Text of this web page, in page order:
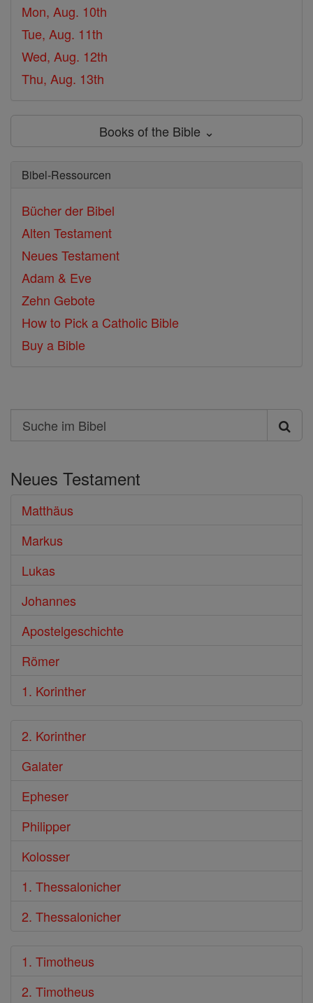
Mon, Aug. 10th
Tue, Aug. 11th
Wed, Aug. 12th
Thu, Aug. 13th
Books of the Bible ⌄
Bibel-Ressourcen
Bücher der Bibel
Alten Testament
Neues Testament
Adam & Eve
Zehn Gebote
How to Pick a Catholic Bible
Buy a Bible
Search
Suche
Bibel
Neues Testament
Matthäus
Markus
Lukas
Johannes
Apostelgeschichte
Römer
1. Korinther
2. Korinther
Galater
Epheser
Philipper
Kolosser
1. Thessalonicher
2. Thessalonicher
1. Timotheus
2. Timotheus